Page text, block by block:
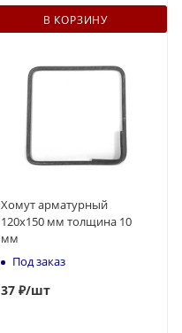
В КОРЗИНУ
Хомут арматурный
120х150 мм толщина 10
мм
Под заказ
37 ₽/шт